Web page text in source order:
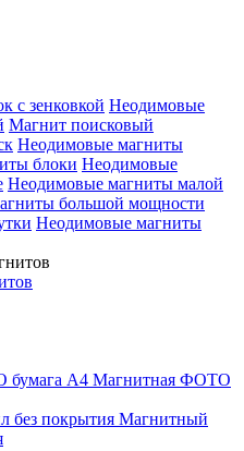
с зенковкой Неодимовые
Магнит поисковый
Неодимовые магниты
блоки Неодимовые
Неодимовые магниты малой
большой мощности
Неодимовые магниты
Магнитная ФОТО
Магнитный